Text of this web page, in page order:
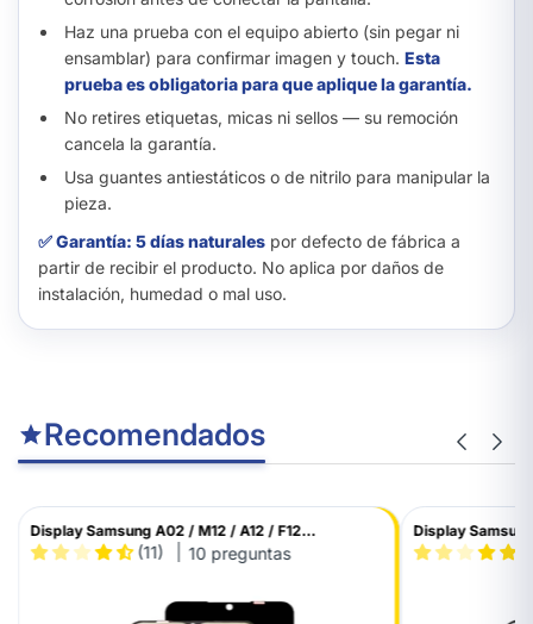
Haz una prueba con el equipo abierto (sin pegar ni
ensamblar) para confirmar imagen y touch. Esta
prueba es obligatoria para que aplique la garantía.
No retires etiquetas, micas ni sellos — su remoción
cancela la garantía.
Usa guantes antiestáticos o de nitrilo para manipular la
pieza.
✅ Garantía: 5 días naturales por defecto de fábrica a
partir de recibir el producto. No aplica por daños de
instalación, humedad o mal uso.
Recomendados
Display Samsung A02 / M12 / A12 / F12...
(11) 10 preguntas
Display